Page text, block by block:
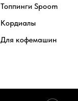
Топпинги Spoom
Кордиалы
Для кофемашин